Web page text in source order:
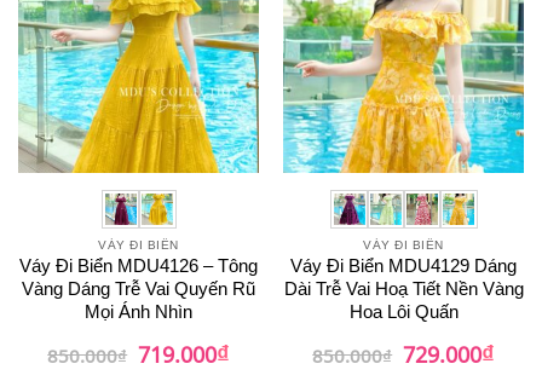
VÁY ĐI BIỂN
Váy Đi Biển MDU4126 – Tông
Vàng Dáng Trễ Vai Quyến Rũ
Mọi Ánh Nhìn
850.000₫ Giá
gốc
719.000₫Giá
hiện
VÁY ĐI BIỂN
Váy Đi Biển MDU4129 Dáng
Dài Trễ Vai Hoạ Tiết Nền Vàng
Hoa Lôi Quấn
850.000₫ Giá
gốc
729.000₫Giá
hiện